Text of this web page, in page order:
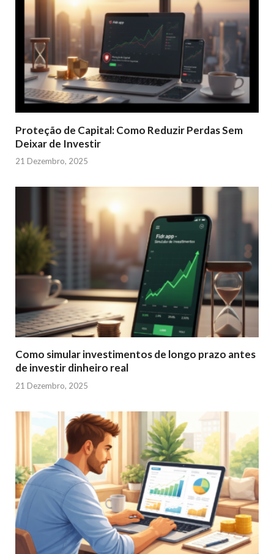
Proteção de Capital: Como Reduzir Perdas Sem
Deixar de Investir
21 Dezembro, 2025
Como simular investimentos de longo prazo antes
de investir dinheiro real
21 Dezembro, 2025